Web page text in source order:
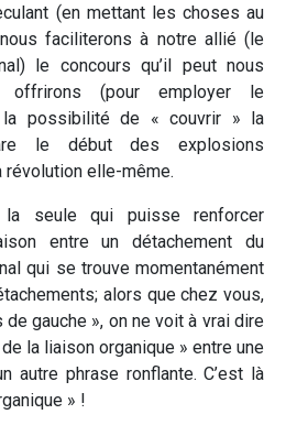
(en mettant les choses au
nous faciliterons à notre allié (le
le concours qu’il peut nous
offrirons (pour employer le
la possibilité de « couvrir » la
le début des explosions
elle-même.
seule qui puisse renforcer
entre un détachement du
qui se trouve momentanément
alors que chez vous,
gauche », on ne voit à vrai dire
la liaison organique » entre une
autre phrase ronflante. C’est là
» !